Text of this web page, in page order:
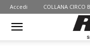
Accedi COLLANA CIRCO